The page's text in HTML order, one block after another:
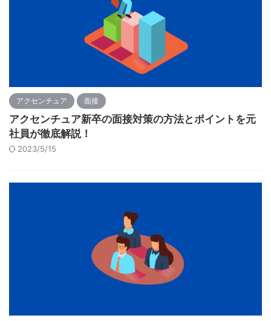
アクセンチュア 面接
アクセンチュア新卒の面接対策の方法とポイントを元
社員が徹底解説！
2023/5/15